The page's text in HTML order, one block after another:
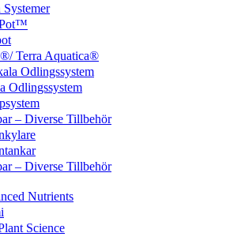
Terra Aquatica®
Odlingssystem
Odlingssystem
– Diverse Tillbehör
– Diverse Tillbehör
Nutrients
Science